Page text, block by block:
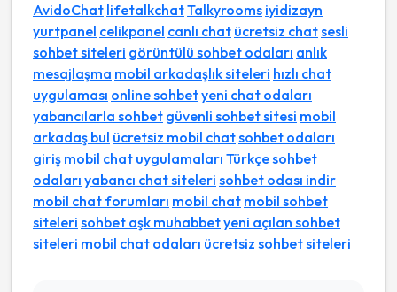
AvidoChat lifetalkchatTalkyrooms iyidizayn
yurtpanel celikpanel canlı chat ücretsiz chatsesli
sohbet siteleri görüntülü sohbet odaları anlık
mesajlaşma mobil arkadaşlık siteleri hızlı chat
uygulaması online sohbetyeni chat odaları
yabancılarla sohbet güvenli sohbet sitesi mobil
arkadaş bul ücretsiz mobil chatsohbet odaları
giriş mobil chat uygulamaları Türkçe sohbet
odaları yabancı chat siteleri sohbet odası indir
mobil chat forumları mobil chat mobil sohbet
siteleri sohbet aşk muhabbetyeni açılan sohbet
siteleri mobil chat odaları ücretsiz sohbet siteleri